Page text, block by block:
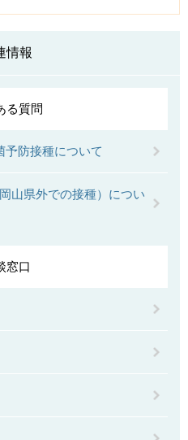
情報
る質問
防接種について
山県外での接種）につい
窓口